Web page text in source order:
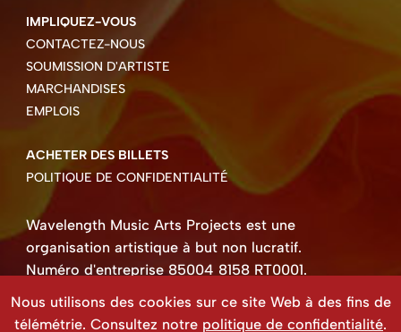
IMPLIQUEZ-VOUS
CONTACTEZ-NOUS
SOUMISSION D'ARTISTE
MARCHANDISES
EMPLOIS
ACHETER DES BILLETS
POLITIQUE DE CONFIDENTIALITÉ
Wavelength Music Arts Projects est une
organisation artistique à but non lucratif.
Numéro d'entreprise 85004 8158 RT0001.
Nous utilisons des cookies sur ce site Web à des fins de
télémétrie. Consultez notre politique de confidentialité.